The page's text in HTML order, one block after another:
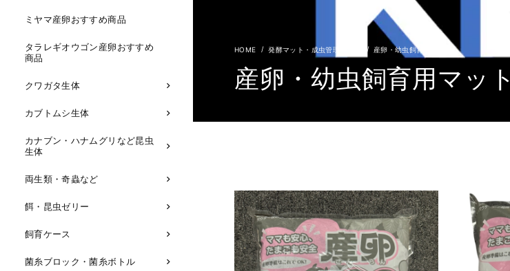
ミヤマ産卵おすすめ商品
タラレギオウゴン産卵おすすめ
商品
クワガタ生体
カブトムシ生体
カナブン・ハナムグリなど昆虫
生体
両生類・奇蟲など
餌・昆虫ゼリー
飼育ケース
菌糸ブロック・菌糸ボトル
発酵マット・成虫管理マット 産卵・幼虫飼育用マット
産卵・幼虫飼育用マット